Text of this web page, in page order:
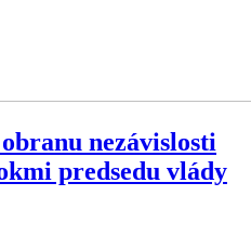
nezávislosti
predsedu vlády